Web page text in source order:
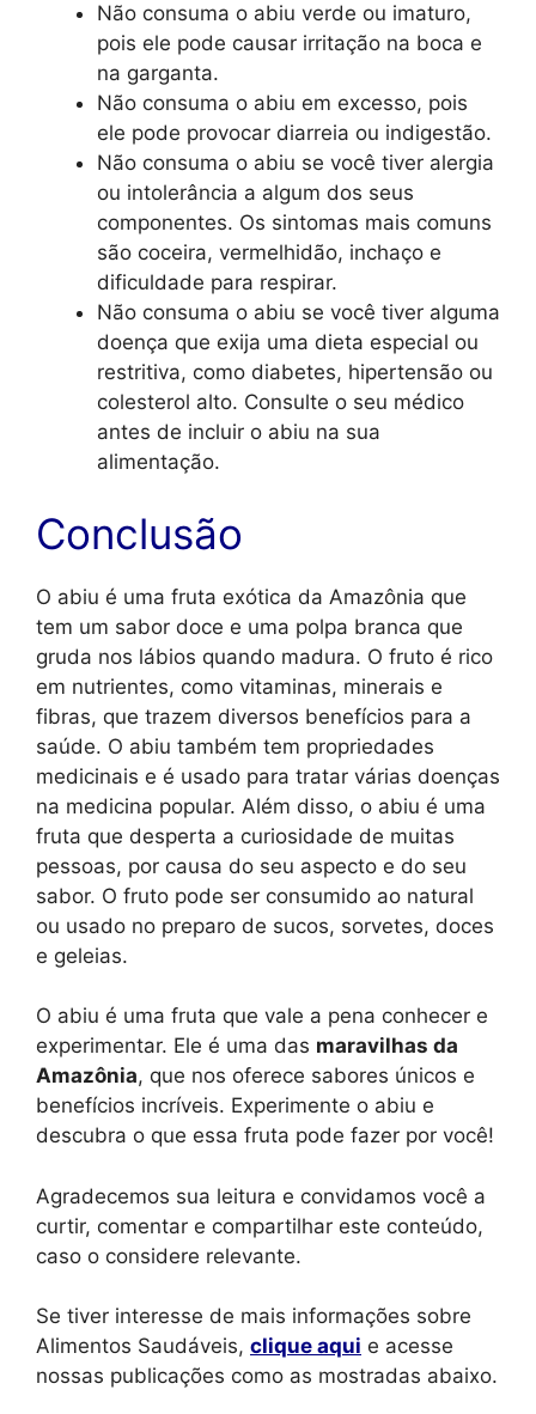
Não consuma o abiu verde ou imaturo,
pois ele pode causar irritação na boca e
na garganta.
Não consuma o abiu em excesso, pois
ele pode provocar diarreia ou indigestão.
Não consuma o abiu se você tiver alergia
ou intolerância a algum dos seus
componentes. Os sintomas mais comuns
são coceira, vermelhidão, inchaço e
dificuldade para respirar.
Não consuma o abiu se você tiver alguma
doença que exija uma dieta especial ou
restritiva, como diabetes, hipertensão ou
colesterol alto. Consulte o seu médico
antes de incluir o abiu na sua
alimentação.
Conclusão
O abiu é uma fruta exótica da Amazônia que
tem um sabor doce e uma polpa branca que
gruda nos lábios quando madura. O fruto é rico
em nutrientes, como vitaminas, minerais e
fibras, que trazem diversos benefícios para a
saúde. O abiu também tem propriedades
medicinais e é usado para tratar várias doenças
na medicina popular. Além disso, o abiu é uma
fruta que desperta a curiosidade de muitas
pessoas, por causa do seu aspecto e do seu
sabor. O fruto pode ser consumido ao natural
ou usado no preparo de sucos, sorvetes, doces
e geleias.
O abiu é uma fruta que vale a pena conhecer e
experimentar. Ele é uma das maravilhas da
Amazônia, que nos oferece sabores únicos e
benefícios incríveis. Experimente o abiu e
descubra o que essa fruta pode fazer por você!
Agradecemos sua leitura e convidamos você a
curtir, comentar e compartilhar este conteúdo,
caso o considere relevante.
Se tiver interesse de mais informações sobre
Alimentos Saudáveis, clique aqui e acesse
nossas publicações como as mostradas abaixo.